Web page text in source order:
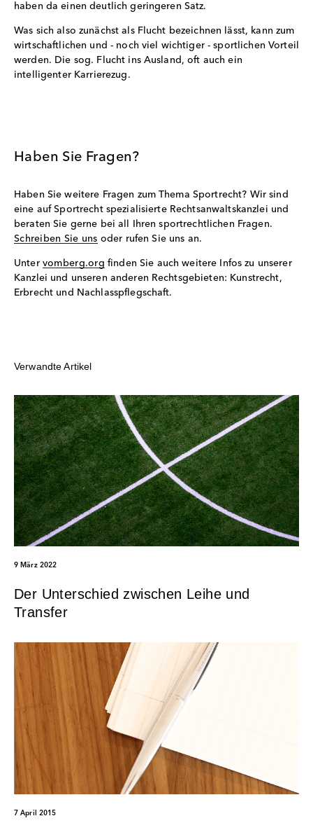
haben da einen deutlich geringeren Satz.
Was sich also zunächst als Flucht bezeichnen lässt, kann zum
wirtschaftlichen und - noch viel wichtiger - sportlichen Vorteil
werden. Die sog. Flucht ins Ausland, oft auch ein
intelligenter Karrierezug.
Haben Sie Fragen?
Haben Sie weitere Fragen zum Thema Sportrecht? Wir sind
eine auf Sportrecht spezialisierte Rechtsanwaltskanzlei und
beraten Sie gerne bei all Ihren sportrechtlichen Fragen.
Schreiben Sie uns oder rufen Sie uns an.
Unter vomberg.org finden Sie auch weitere Infos zu unserer
Kanzlei und unseren anderen Rechtsgebieten: Kunstrecht,
Erbrecht und Nachlasspflegschaft.
Verwandte Artikel
9 März 2022
Der Unterschied zwischen Leihe und
Transfer
7 April 2015